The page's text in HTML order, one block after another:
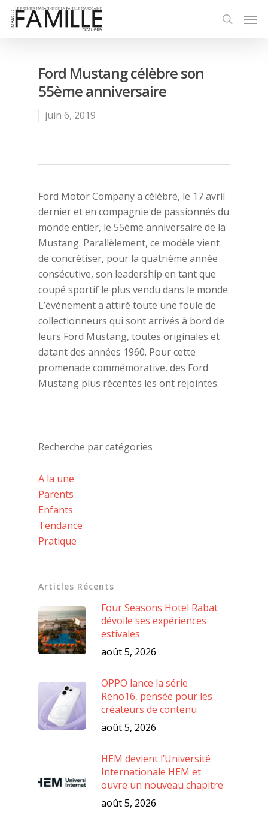
Ford Mustang célèbre son
55ème anniversaire
juin 6, 2019
Ford Motor Company a célébré, le 17 avril
dernier et en compagnie de passionnés du
monde entier, le 55ème anniversaire de la
Mustang. Parallèlement, ce modèle vient
de concrétiser, pour la quatrième année
consécutive, son leadership en tant que
coupé sportif le plus vendu dans le monde.
L’événement a attiré toute une foule de
collectionneurs qui sont arrivés à bord de
leurs Ford Mustang, toutes originales et
datant des années 1960. Pour cette
promenade commémorative, des Ford
Mustang plus récentes les ont rejointes.
Recherche par catégories
A la une
Parents
Enfants
Tendance
Pratique
Articles Récents
Four Seasons Hotel Rabat
dévoile ses expériences
estivales
août 5, 2026
OPPO lance la série
Reno16, pensée pour les
créateurs de contenu
août 5, 2026
HEM devient l’Université
Internationale HEM et
ouvre un nouveau chapitre
août 5, 2026